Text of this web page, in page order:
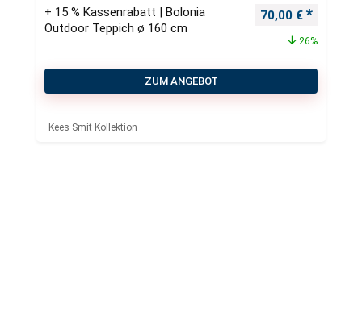
+ 15 % Kassenrabatt | Bolonia
Outdoor Teppich ø 160 cm
Ursprünglicher
70,00 €
26%
ZUM ANGEBOT
Kees Smit Kollektion